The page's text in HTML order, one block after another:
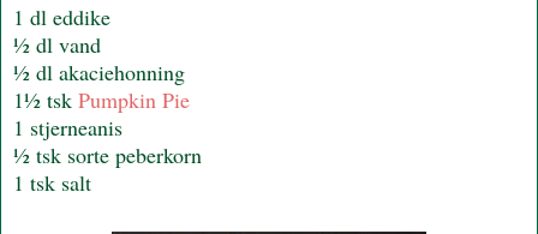
1 dl eddike
½ dl vand
½ dl akaciehonning
1½ tsk Pumpkin Pie
1 stjerneanis
½ tsk sorte peberkorn
1 tsk salt